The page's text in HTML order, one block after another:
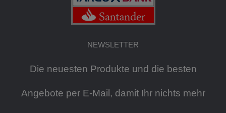
NEWSLETTER
Die neuesten Produkte und die besten
Angebote per E-Mail, damit Ihr nichts mehr